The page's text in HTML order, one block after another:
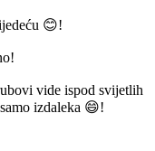
😊!
vide ispod svijetlih
izdaleka 😄!